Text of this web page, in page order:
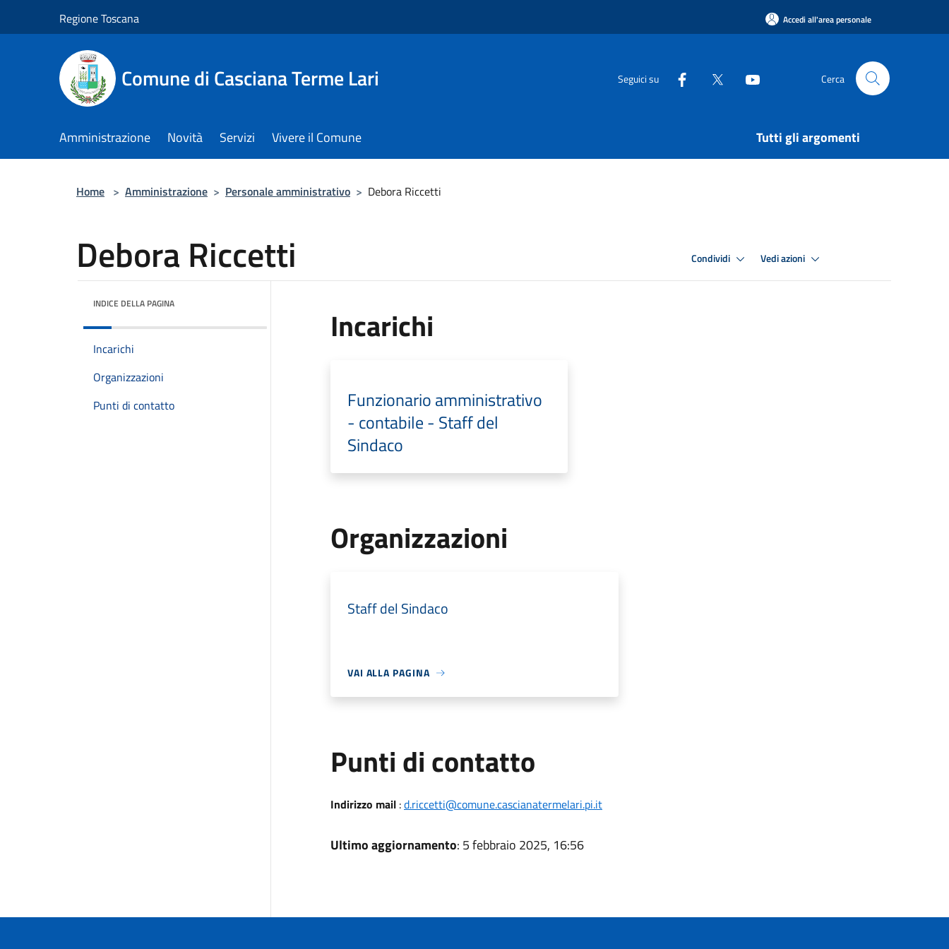
Regione Toscana Accedi all'area personale
Comune di Casciana Terme Lari Seguici su Cerca
Amministrazione Novità Servizi Vivere il Comune Tutti gli argomenti
Home > Amministrazione > Personale amministrativo > Debora Riccetti
Debora Riccetti Condividi Vedi azioni
INDICE DELLA PAGINA
Incarichi
Organizzazioni
Punti di contatto
Incarichi
Funzionario amministrativo
- contabile - Staff del
Sindaco
Organizzazioni
Staff del Sindaco
VAI ALLA PAGINA
Punti di contatto
Indirizzo mail:d.riccetti@comune.cascianatermelari.pi.it
Ultimo aggiornamento: 5 febbraio 2025, 16:56